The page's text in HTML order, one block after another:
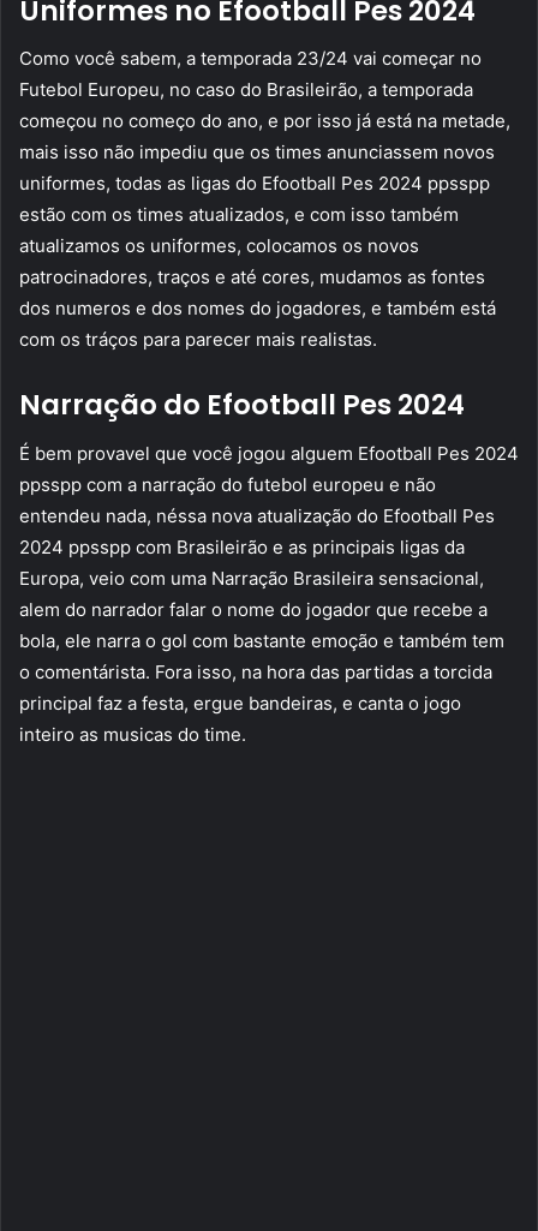
Uniformes no Efootball Pes 2024
Como você sabem, a temporada 23/24 vai começar no
Futebol Europeu, no caso do Brasileirão, a temporada
começou no começo do ano, e por isso já está na metade,
mais isso não impediu que os times anunciassem novos
uniformes, todas as ligas do Efootball Pes 2024 ppsspp
estão com os times atualizados, e com isso também
atualizamos os uniformes, colocamos os novos
patrocinadores, traços e até cores, mudamos as fontes
dos numeros e dos nomes do jogadores, e também está
com os tráços para parecer mais realistas.
Narração do Efootball Pes 2024
É bem provavel que você jogou alguem Efootball Pes 2024
ppsspp com a narração do futebol europeu e não
entendeu nada, néssa nova atualização do Efootball Pes
2024 ppsspp com Brasileirão e as principais ligas da
Europa, veio com uma Narração Brasileira sensacional,
alem do narrador falar o nome do jogador que recebe a
bola, ele narra o gol com bastante emoção e também tem
o comentárista. Fora isso, na hora das partidas a torcida
principal faz a festa, ergue bandeiras, e canta o jogo
inteiro as musicas do time.